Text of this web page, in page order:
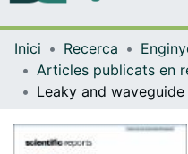
Inici Recerca